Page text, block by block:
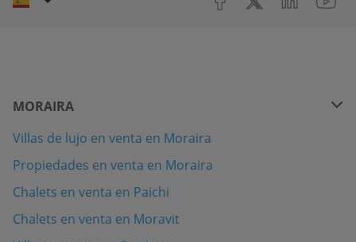
MORAIRA
Villas de lujo en venta en Moraira
Propiedades en venta en Moraira
Chalets en venta en Paichi
Chalets en venta en Moravit